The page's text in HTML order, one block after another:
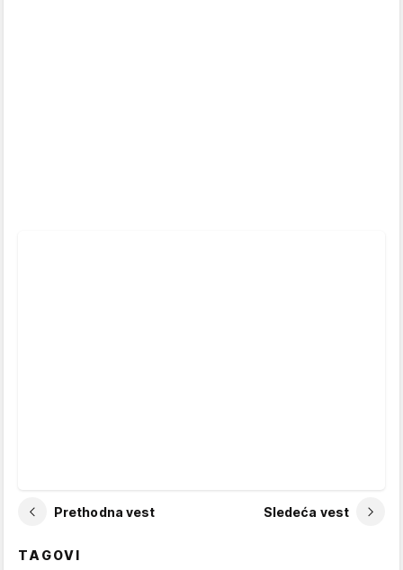
Prethodna vest Sledeća vest
TAGOVI